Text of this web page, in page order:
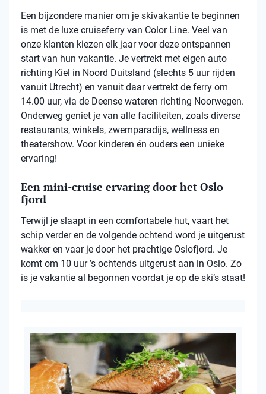
Een bijzondere manier om je skivakantie te beginnen
is met de luxe cruiseferry van Color Line. Veel van
onze klanten kiezen elk jaar voor deze ontspannen
start van hun vakantie. Je vertrekt met eigen auto
richting Kiel in Noord Duitsland (slechts 5 uur rijden
vanuit Utrecht) en vanuit daar vertrekt de ferry om
14.00 uur, via de Deense wateren richting Noorwegen.
Onderweg geniet je van alle faciliteiten, zoals diverse
restaurants, winkels, zwemparadijs, wellness en
theatershow. Voor kinderen én ouders een unieke
ervaring!
Een mini-cruise ervaring door het Oslo
fjord
Terwijl je slaapt in een comfortabele hut, vaart het
schip verder en de volgende ochtend word je uitgerust
wakker en vaar je door het prachtige Oslofjord. Je
komt om 10 uur ’s ochtends uitgerust aan in Oslo. Zo
is je vakantie al begonnen voordat je op de ski’s staat!